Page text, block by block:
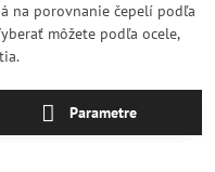
na porovnanie čepelí podľa
môžete podľa ocele,
Parametre